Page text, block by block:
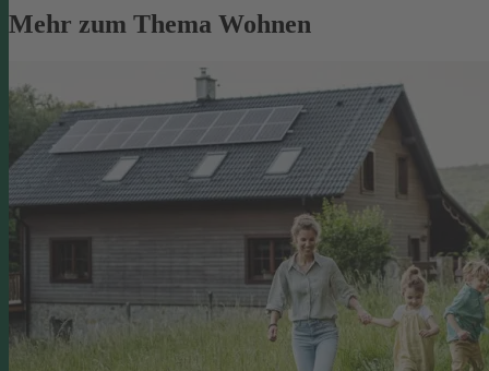
Mehr zum Thema Wohnen